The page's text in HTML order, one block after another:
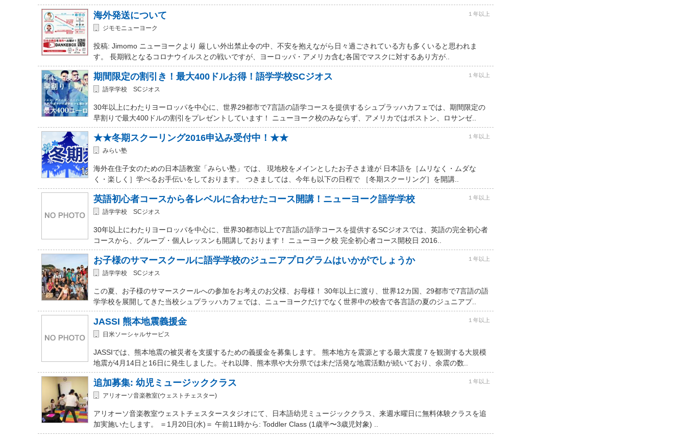
海外発送について １年以上
ジモモニューヨーク
投稿: Jimomo ニューヨークより 厳しい外出禁止令の中、不安を抱えながら日々過ごされている方も多くいると思われま
す。 長期戦となるコロナウイルスとの戦いですが、ヨーロッパ・アメリカ含む各国でマスクに対するあり方が..
期間限定の割引き！最大400ドルお得！語学学校SCジオス １年以上
語学学校 SCジオス
30年以上にわたりヨーロッパを中心に、世界29都市で7言語の語学コースを提供するシュプラッハカフェでは、期間限定の
早割りで最大400ドルの割引をプレゼントしています！ ニューヨーク校のみならず、アメリカではボストン、ロサンゼ..
★★冬期スクーリング2016申込み受付中！★★ １年以上
みらい塾
海外在住子女のための日本語教室「みらい塾」では、 現地校をメインとしたお子さま達が 日本語を［ムリなく・ムダな
く・楽しく］学べるお手伝いをしております。 つきましては、今年も以下の日程で ［冬期スクーリング］を開講..
英語初心者コースから各レベルに合わせたコース開講！ニューヨーク語学学校 １年以上
語学学校 SCジオス
30年以上にわたりヨーロッパを中心に、世界30都市以上で7言語の語学コースを提供するSCジオスでは、英語の完全初心者
コースから、グループ・個人レッスンも開講しております！ ニューヨーク校 完全初心者コース開校日 2016..
お子様のサマースクールに語学学校のジュニアプログラムはいかがでしょうか １年以上
語学学校 SCジオス
この夏、お子様のサマースクールへの参加をお考えのお父様、お母様！ 30年以上に渡り、世界12カ国、29都市で7言語の語
学学校を展開してきた当校シュプラッハカフェでは、ニューヨークだけでなく世界中の校舎で各言語の夏のジュニアプ..
JASSI 熊本地震義援金 １年以上
日米ソーシャルサービス
JASSIでは、熊本地震の被災者を支援するための義援金を募集します。 熊本地方を震源とする最大震度７を観測する大規模
地震が4月14日と16日に発生しました。それ以降、熊本県や大分県では未だ活発な地震活動が続いており、余震の数..
追加募集: 幼児ミュージッククラス １年以上
アリオーソ音楽教室(ウェストチェスター)
アリオーソ音楽教室ウェストチェスタースタジオにて、日本語幼児ミュージッククラス、来週水曜日に無料体験クラスを追
加実施いたします。 ＝1月20日(水)＝ 午前11時から: Toddler Class (1歳半〜3歳児対象) ..